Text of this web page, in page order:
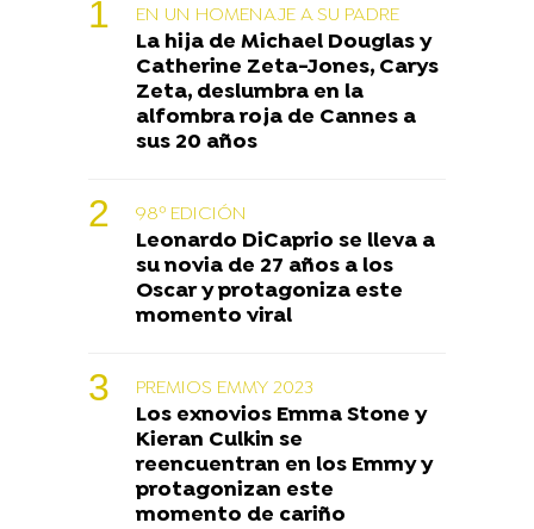
EN UN HOMENAJE A SU PADRE
La hija de Michael Douglas y
Catherine Zeta-Jones, Carys
Zeta, deslumbra en la
alfombra roja de Cannes a
sus 20 años
98º EDICIÓN
Leonardo DiCaprio se lleva a
su novia de 27 años a los
Oscar y protagoniza este
momento viral
PREMIOS EMMY 2023
Los exnovios Emma Stone y
Kieran Culkin se
reencuentran en los Emmy y
protagonizan este
momento de cariño